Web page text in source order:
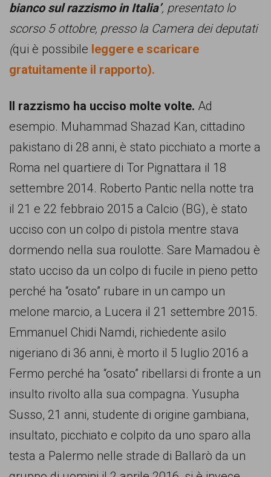
cittadinanza
tutti.
bianco sul razzismo in Italia’, presentato lo
scorso 5 ottobre, presso la Camera dei deputati
(qui è possibile leggere e scaricare
gratuitamente il rapporto).
Il razzismo ha ucciso molte volte. Ad
esempio. Muhammad Shazad Kan, cittadino
pakistano di 28 anni, è stato picchiato a morte a
Roma nel quartiere di Tor Pignattara il 18
settembre 2014. Roberto Pantic nella notte tra
il 21 e 22 febbraio 2015 a Calcio (BG), è stato
ucciso con un colpo di pistola mentre stava
dormendo nella sua roulotte. Sare Mamadou è
stato ucciso da un colpo di fucile in pieno petto
perché ha “osato” rubare in un campo un
melone marcio, a Lucera il 21 settembre 2015.
Emmanuel Chidi Namdi, richiedente asilo
nigeriano di 36 anni, è morto il 5 luglio 2016 a
Fermo perché ha “osato” ribellarsi di fronte a un
insulto rivolto alla sua compagna. Yusupha
Susso, 21 anni, studente di origine gambiana,
insultato, picchiato e colpito da uno sparo alla
testa a Palermo nelle strade di Ballarò da un